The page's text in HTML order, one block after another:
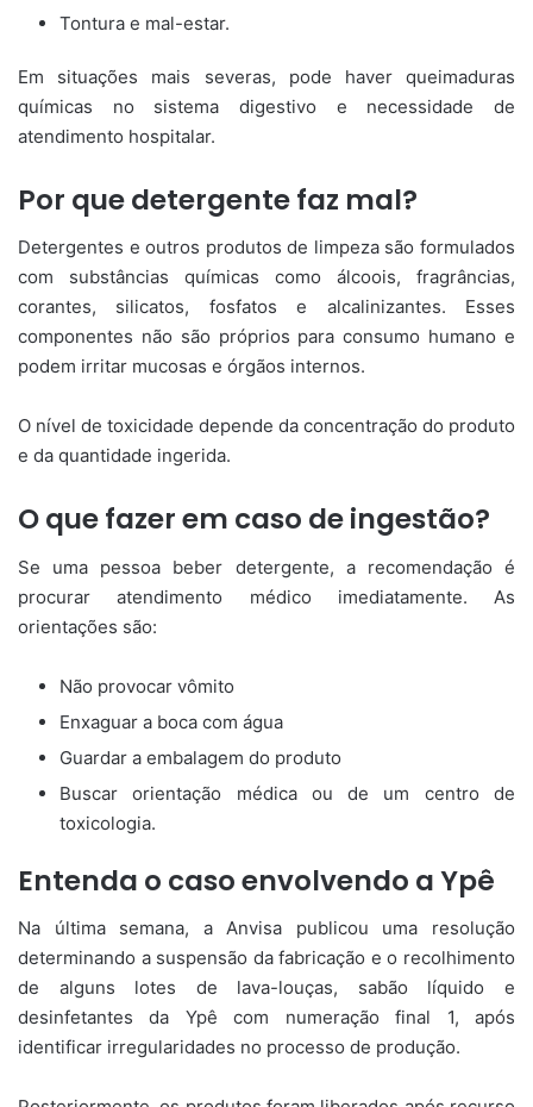
Tontura e mal-estar.
Em situações mais severas, pode haver queimaduras
químicas no sistema digestivo e necessidade de
atendimento hospitalar.
Por que detergente faz mal?
Detergentes e outros produtos de limpeza são formulados
com substâncias químicas como álcoois, fragrâncias,
corantes, silicatos, fosfatos e alcalinizantes. Esses
componentes não são próprios para consumo humano e
podem irritar mucosas e órgãos internos.
O nível de toxicidade depende da concentração do produto
e da quantidade ingerida.
O que fazer em caso de ingestão?
Se uma pessoa beber detergente, a recomendação é
procurar atendimento médico imediatamente. As
orientações são:
Não provocar vômito
Enxaguar a boca com água
Guardar a embalagem do produto
Buscar orientação médica ou de um centro de
toxicologia.
Entenda o caso envolvendo a Ypê
Na última semana, a Anvisa publicou uma resolução
determinando a suspensão da fabricação e o recolhimento
de alguns lotes de lava-louças, sabão líquido e
desinfetantes da Ypê com numeração final 1, após
identificar irregularidades no processo de produção.